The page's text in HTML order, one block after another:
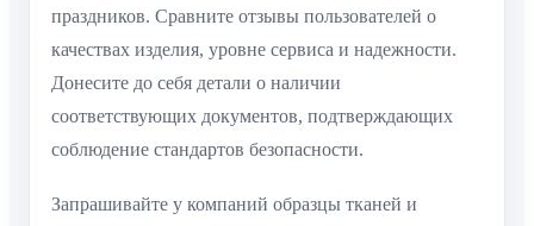
праздников. Сравните отзывы пользователей о
качествах изделия, уровне сервиса и надежности.
Донесите до себя детали о наличии
соответствующих документов, подтверждающих
соблюдение стандартов безопасности.
Запрашивайте у компаний образцы тканей и